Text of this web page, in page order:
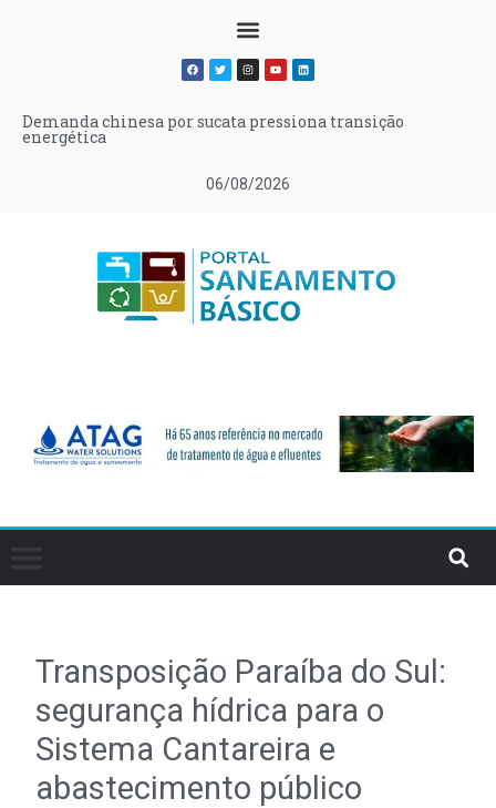
06/08/2026
Demanda chinesa por sucata pressiona transição
energética
Transposição Paraíba do Sul:
segurança hídrica para o
Sistema Cantareira e
abastecimento público